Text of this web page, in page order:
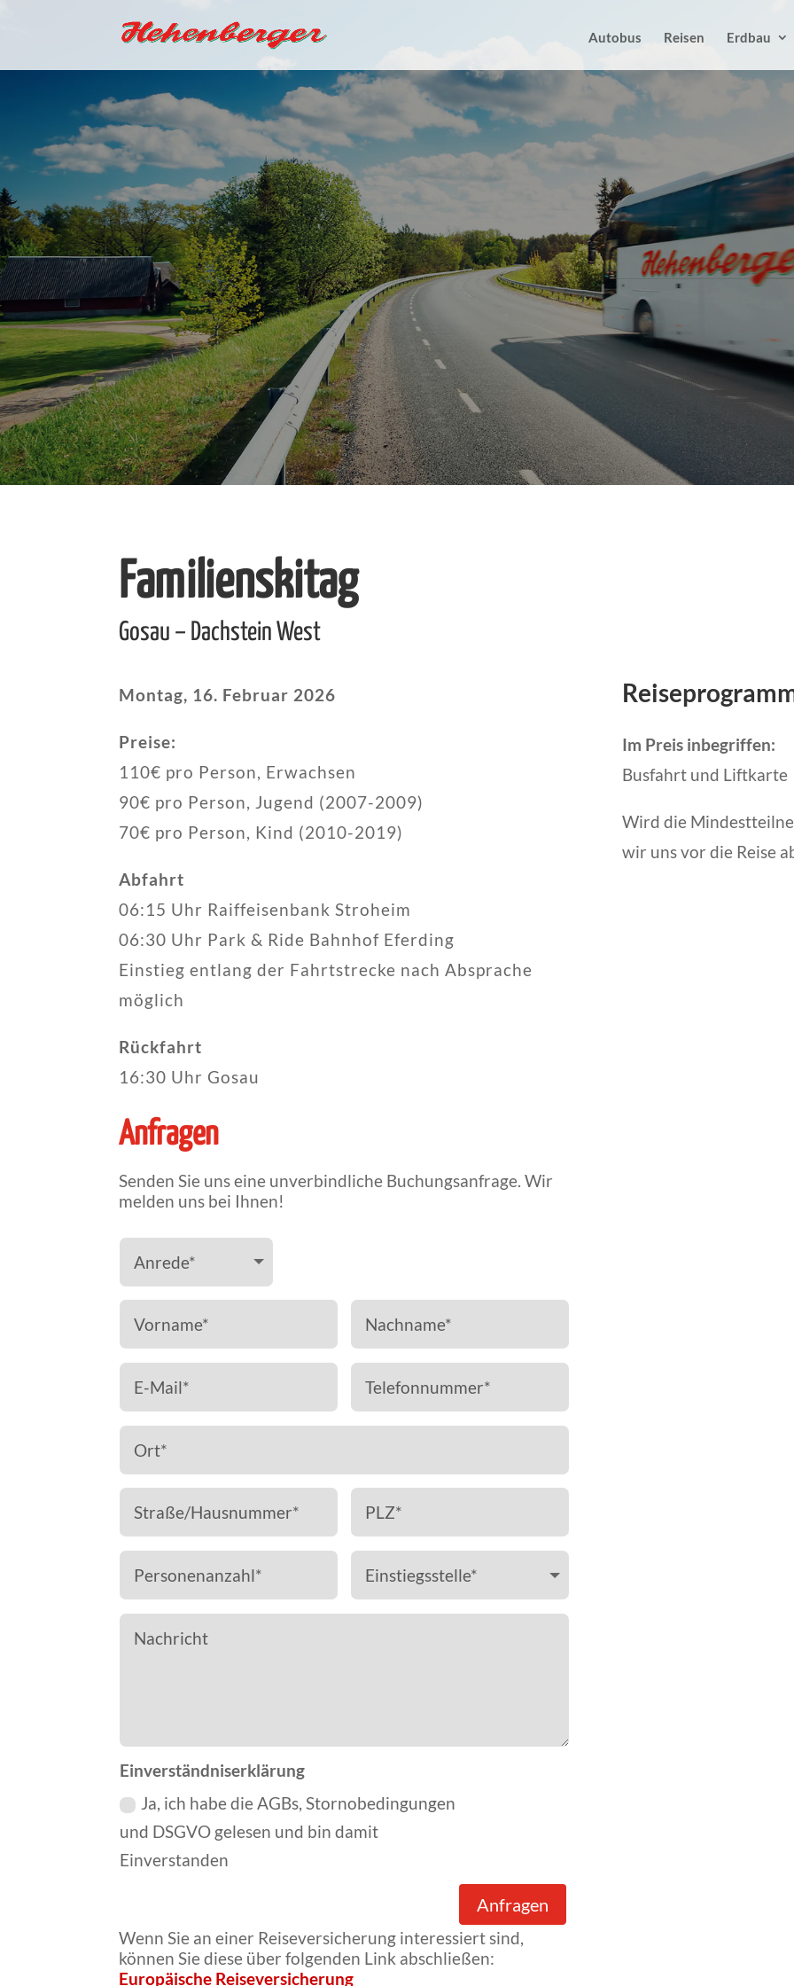
Autobus Reisen Erdbau
Familienskitag
Gosau – Dachstein West
Montag, 16. Februar 2026
Preise:
110€ pro Person, Erwachsen
90€ pro Person, Jugend (2007-2009)
70€ pro Person, Kind (2010-2019)
Abfahrt
06:15 Uhr Raiffeisenbank Stroheim
06:30 Uhr Park & Ride Bahnhof Eferding
Einstieg entlang der Fahrtstrecke nach Absprache
möglich
Rückfahrt
16:30 Uhr Gosau
Anfragen
Senden Sie uns eine unverbindliche Buchungsanfrage. Wir
melden uns bei Ihnen!
Einverständniserklärung
Ja, ich habe die AGBs, Stornobedingungen
und DSGVO gelesen und bin damit
Einverstanden
Anfragen
Wenn Sie an einer Reiseversicherung interessiert sind,
können Sie diese über folgenden Link abschließen:
Europäische Reiseversicherung
Im Preis inbegriffen:
Busfahrt und Liftkarte
Wird die
wir uns vor die Reise